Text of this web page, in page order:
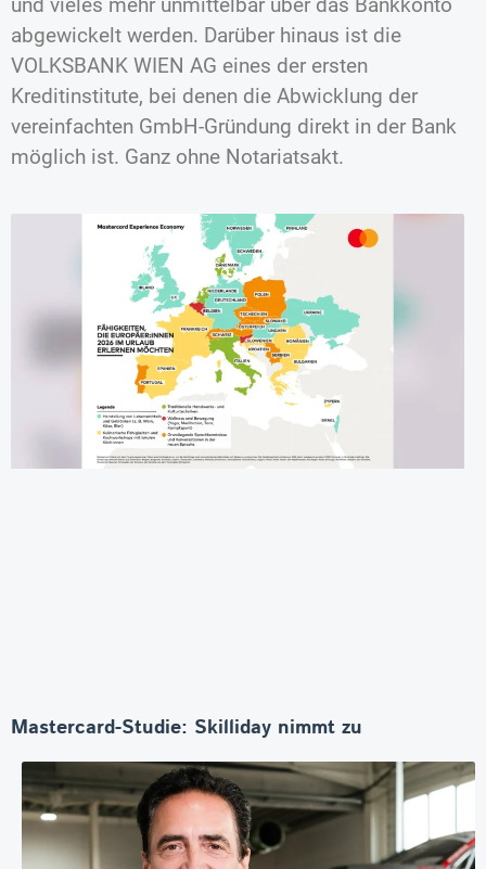
abgewickelt werden. Darüber hinaus ist die
VOLKSBANK WIEN AG eines der ersten
Kreditinstitute, bei denen die Abwicklung der
vereinfachten GmbH-Gründung direkt in der Bank
möglich ist. Ganz ohne Notariatsakt.
Mastercard-Studie: Skilliday nimmt zu